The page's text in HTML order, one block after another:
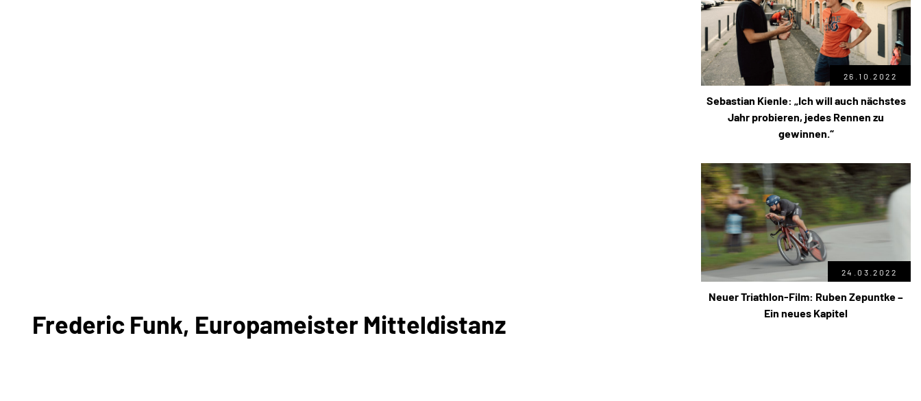
Frederic Funk, Europameister Mitteldistanz
26.10.2022
Sebastian Kienle: „Ich will auch nächstes
Jahr probieren, jedes Rennen zu
gewinnen.“
24.03.2022
Neuer Triathlon-Film: Ruben Zepuntke –
Ein neues Kapitel